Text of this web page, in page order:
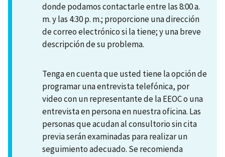
donde podamos contactarle entre las 8:00 a.
m. y las 4:30 p. m.; proporcione una dirección
de correo electrónico si la tiene; y una breve
descripción de su problema.
Tenga en cuenta que usted tiene la opción de
programar una entrevista telefónica, por
video con un representante de la EEOC o una
entrevista en persona en nuestra oficina. Las
personas que acudan al consultorio sin cita
previa serán examinadas para realizar un
seguimiento adecuado. Se recomienda